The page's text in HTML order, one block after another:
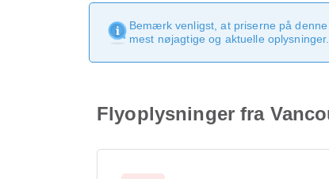
Bemærk venligst, at priserne på
mest nøjagtige og aktuelle oplysninger.
Flyoplysninger fra